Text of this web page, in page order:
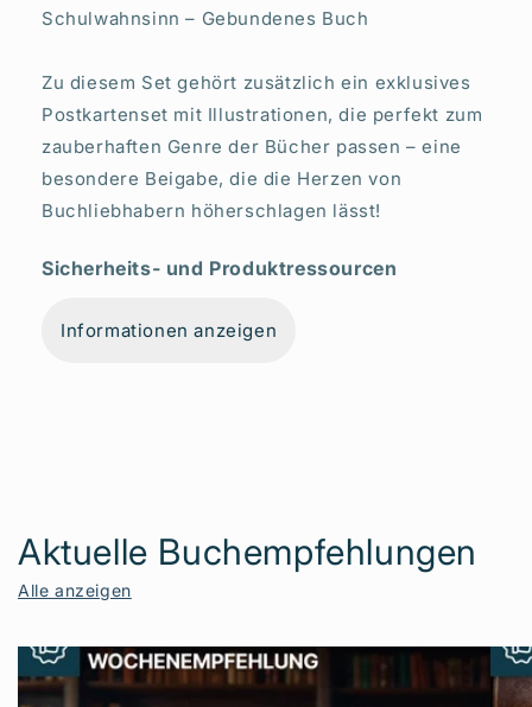
Schulwahnsinn – Gebundenes Buch
Zu diesem Set gehört zusätzlich ein exklusives
Postkartenset mit Illustrationen, die perfekt zum
zauberhaften Genre der Bücher passen – eine
besondere Beigabe, die die Herzen von
Buchliebhabern höherschlagen lässt!
Sicherheits- und Produktressourcen
Informationen anzeigen
Aktuelle Buchempfehlungen
Alle anzeigen